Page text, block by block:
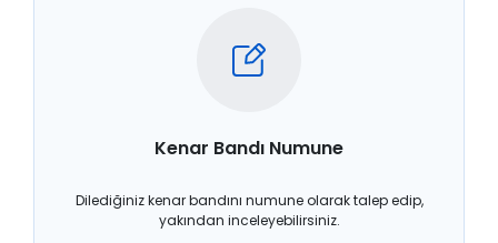
Kenar Bandı Numune
Dilediğiniz kenar bandını numune olarak talep edip,
yakından inceleyebilirsiniz.